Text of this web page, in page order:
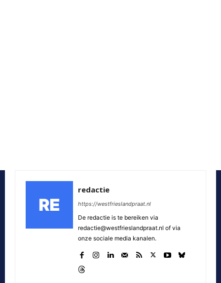
redactie
https://westfrieslandpraat.nl
De redactie is te bereiken via
redactie@westfrieslandpraat.nl of via
onze sociale media kanalen.